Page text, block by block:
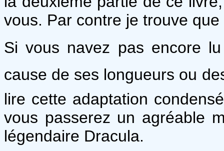
vous. Par contre je trouve
Si vous navez pas encore
cause de ses longueurs ou
lire cette adaptation
vous passerez un agréable
légendaire Dracula.